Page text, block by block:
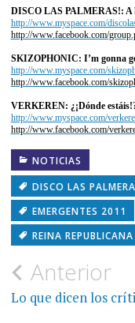
DISCO LAS PALMERAS!: A
http://www.myspace.com/
http://www.facebook.com/
SKIZOPHONIC: I’m gonna
http://www.myspace.com/
http://www.facebook.com/
VERKEREN: ¿¡Dónde
http://www.myspace.com/
http://www.facebook.com/
NOTICIAS
DISCO LAS
EMERGENTES 2011
REINA REPUBLICANA
de
Anterior
Lo que dicen los